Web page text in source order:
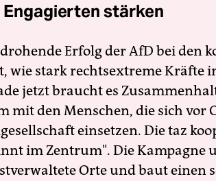
Engagierten stärken
Erfolg der AfD bei den
wie stark rechtsextreme Kräfte
jetzt braucht es
mit den Menschen, die sich vor
einsetzen. Die taz
im Zentrum". Die Kampagne
Orte und baut einen